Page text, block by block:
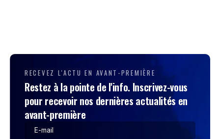
RECEVEZ L'ACTU EN AVANT-PREMIÈRE
Restez à la pointe de l'info. Inscrivez-vous
pour recevoir nos dernières actualités en
avant-première